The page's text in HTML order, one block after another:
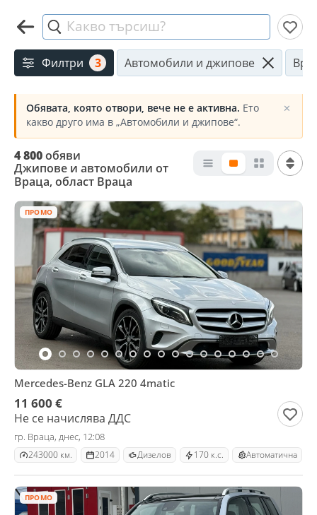
Какво търсиш?
Филтри 3 Автомобили и джипове
Обявата, която отвори, вече не е активна. Ето
какво друго има в „Автомобили и джипове“.
✕
4 800обяви
Джипове и автомобили от
Враца, област Враца
ПРОМО
Mercedes-Benz GLA 220 4matic
11 600 €
Не се начислява ДДС
гр. Враца, днес, 12:08
243000 км. 2014 Дизелов 170 к.с. Автоматична
ПРОМО